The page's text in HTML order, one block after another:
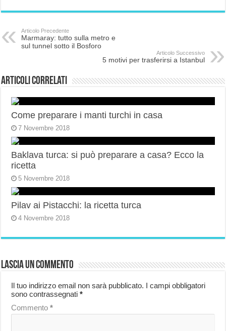
Articolo Precedente
Marmaray: tutto sulla metro e
sul tunnel sotto il Bosforo
Articolo Successivo
5 motivi per trasferirsi a Istanbul
Articoli correlati
Come preparare i manti turchi in casa
7 Novembre 2018
Baklava turca: si può preparare a casa? Ecco la
ricetta
5 Novembre 2018
Pilav ai Pistacchi: la ricetta turca
4 Novembre 2018
Lascia un commento
Il tuo indirizzo email non sarà pubblicato. I campi obbligatori
sono contrassegnati*
Commento*